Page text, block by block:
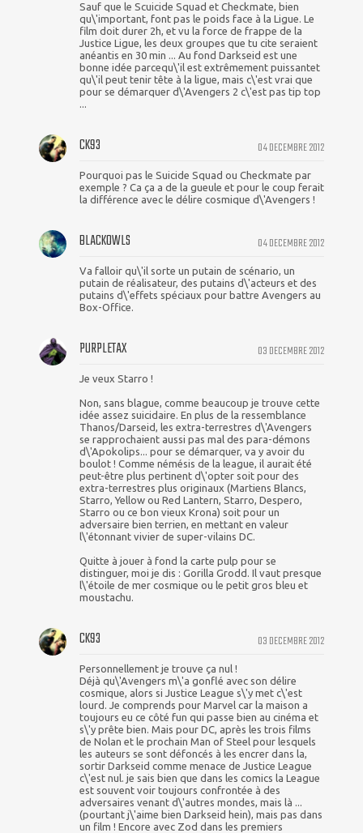
Sauf que le Scuicide Squad et Checkmate, bien
qu\'important, font pas le poids face à la Ligue. Le
film doit durer 2h, et vu la force de frappe de la
Justice Ligue, les deux groupes que tu cite seraient
anéantis en 30 min ... Au fond Darkseid est une
bonne idée parcequ\'il est extrêmement puissantet
qu\'il peut tenir tête à la ligue, mais c\'est vrai que
pour se démarquer d\'Avengers 2 c\'est pas tip top
...
04 DECEMBRE 2012
CK93
Pourquoi pas le Suicide Squad ou Checkmate par
exemple ? Ca ça a de la gueule et pour le coup ferait
la différence avec le délire cosmique d\'Avengers !
04 DECEMBRE 2012
BLACKOWLS
Va falloir qu\'il sorte un putain de scénario, un
putain de réalisateur, des putains d\'acteurs et des
putains d\'effets spéciaux pour battre Avengers au
Box-Office.
03 DECEMBRE 2012
PURPLETAX
Je veux Starro !
Non, sans blague, comme beaucoup je trouve cette
idée assez suicidaire. En plus de la ressemblance
Thanos/Darseid, les extra-terrestres d\'Avengers
se rapprochaient aussi pas mal des para-démons
d\'Apokolips... pour se démarquer, va y avoir du
boulot ! Comme némésis de la league, il aurait été
peut-être plus pertinent d\'opter soit pour des
extra-terrestres plus originaux (Martiens Blancs,
Starro, Yellow ou Red Lantern, Starro, Despero,
Starro ou ce bon vieux Krona) soit pour un
adversaire bien terrien, en mettant en valeur
l\'étonnant vivier de super-vilains DC.
Quitte à jouer à fond la carte pulp pour se
distinguer, moi je dis : Gorilla Grodd. Il vaut presque
l\'étoile de mer cosmique ou le petit gros bleu et
moustachu.
03 DECEMBRE 2012
CK93
Personnellement je trouve ça nul !
Déjà qu\'Avengers m\'a gonflé avec son délire
cosmique, alors si Justice League s\'y met c\'est
lourd. Je comprends pour Marvel car la maison a
toujours eu ce côté fun qui passe bien au cinéma et
s\'y prête bien. Mais pour DC, après les trois films
de Nolan et le prochain Man of Steel pour lesquels
les auteurs se sont défoncés à les encrer dans la,
sortir Darkseid comme menace de Justice League
c\'est nul. je sais bien que dans les comics la League
est souvent voir toujours confrontée à des
adversaires venant d\'autres mondes, mais là ...
(pourtant j\'aime bien Darkseid hein), mais pas dans
un film ! Encore avec Zod dans les premiers